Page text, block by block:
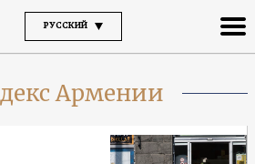
РУССКИЙ
Армении